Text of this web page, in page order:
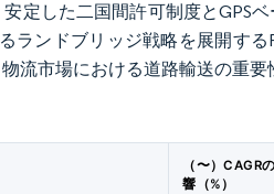
定した二国間許可制度とGPS
ランドブリッジ戦略を展開す
流市場における道路輸送の重要
（〜）CAGR
響（%）